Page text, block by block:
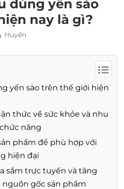
dùng yến sào
nay là gì?
Huyền
yến sào trên thế giới hiện
thức về sức khỏe và nhu
năng
phẩm để phù hợp với
hiện đại
sắm trực tuyến và tăng
gốc sản phẩm